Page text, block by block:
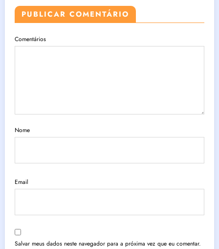
PUBLICAR COMENTÁRIO
Comentários
Nome
Email
Salvar meus dados neste navegador para a próxima vez que eu comentar.